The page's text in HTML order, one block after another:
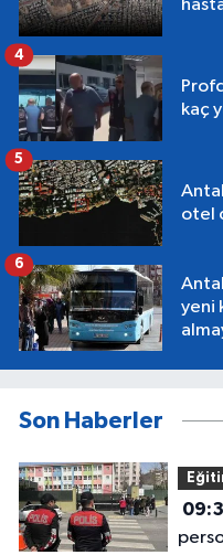
kaç
4
otel
5
yeni
6
Son Haberler